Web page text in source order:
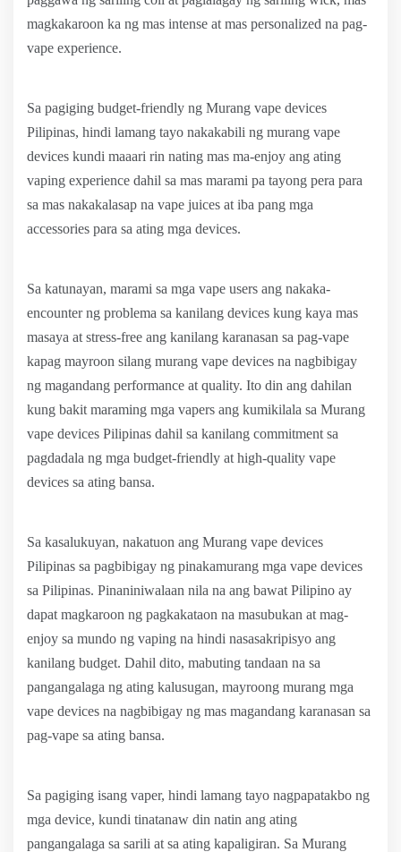
magkakaroon ka ng mas intense at mas personalized na pag-
vape experience.
Sa pagiging budget-friendly ng Murang vape devices
Pilipinas, hindi lamang tayo nakakabili ng murang vape
devices kundi maaari rin nating mas ma-enjoy ang ating
vaping experience dahil sa mas marami pa tayong pera para
sa mas nakakalasap na vape juices at iba pang mga
accessories para sa ating mga devices.
Sa katunayan, marami sa mga vape users ang nakaka-
encounter ng problema sa kanilang devices kung kaya mas
masaya at stress-free ang kanilang karanasan sa pag-vape
kapag mayroon silang murang vape devices na nagbibigay
ng magandang performance at quality. Ito din ang dahilan
kung bakit maraming mga vapers ang kumikilala sa Murang
vape devices Pilipinas dahil sa kanilang commitment sa
pagdadala ng mga budget-friendly at high-quality vape
devices sa ating bansa.
Sa kasalukuyan, nakatuon ang Murang vape devices
Pilipinas sa pagbibigay ng pinakamurang mga vape devices
sa Pilipinas. Pinaniniwalaan nila na ang bawat Pilipino ay
dapat magkaroon ng pagkakataon na masubukan at mag-
enjoy sa mundo ng vaping na hindi nasasakripisyo ang
kanilang budget. Dahil dito, mabuting tandaan na sa
pangangalaga ng ating kalusugan, mayroong murang mga
vape devices na nagbibigay ng mas magandang karanasan sa
pag-vape sa ating bansa.
Sa pagiging isang vaper, hindi lamang tayo nagpapatakbo ng
mga device, kundi tinatanaw din natin ang ating
pangangalaga sa sarili at sa ating kapaligiran. Sa Murang